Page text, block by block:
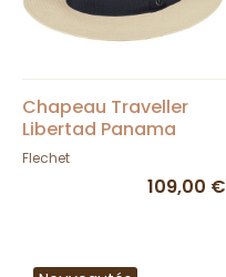
Chapeau Traveller
Libertad Panama
Naturel UPF 50 + -
Flechet
109,00 €